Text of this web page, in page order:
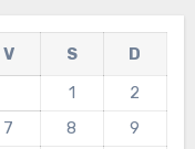
V S
D
1
2
7 8
9